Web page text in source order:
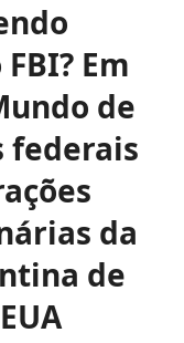
Em
de
federais
da
de